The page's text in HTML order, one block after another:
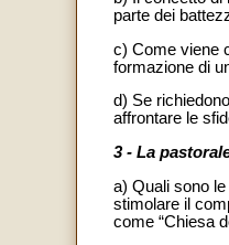
parte dei
c) Come viene
formazione di
d) Se
affrontare le
3 - La
a) Quali sono
stimolare il
come “Chiesa